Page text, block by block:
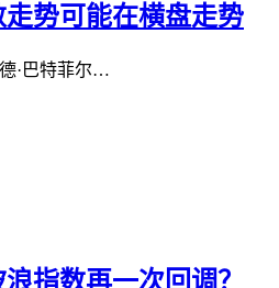
势可能在横盘走势
·巴特菲尔…
指数再一次回调？